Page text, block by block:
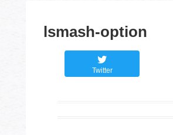
lsmash-option
Twitter